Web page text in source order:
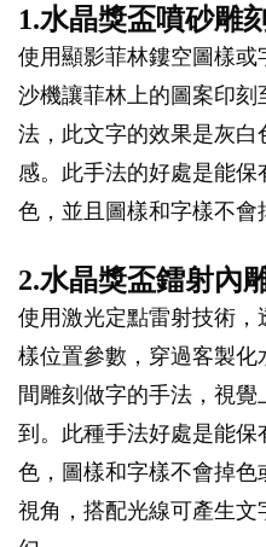
1.水晶獎盃噴砂雕
使用顯影菲林鏤空圖樣
沙機讓菲林上的圖案印
法，此文字的效果是灰
感。此手法的好處是能
色，並且圖樣和字樣不會
2.水晶獎盃鐳射內
使用激光定點雷射技術
樣位置參數，穿過客製化
間雕刻做字的手法，視
到。此種手法好處是能
色，圖樣和字樣不會掉色
視角，搭配光線可產生